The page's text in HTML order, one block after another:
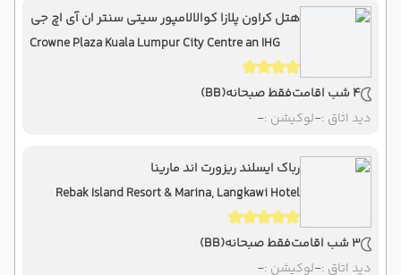
هتل کراون پلازا کوالالامپور سیتی سنتر ان آی اچ جی
Crowne Plaza Kuala Lumpur City Centre an IHG
4 شب اقامت
فقط صبحانه(BB)
دید اتاق :-لوکیشن :-
رباک ایسلند ریزورت اند مارینا
Rebak Island Resort & Marina, Langkawi Hotel
3 شب اقامت فقط صبحانه(BB)
دید اتاق :-لوکیشن :-